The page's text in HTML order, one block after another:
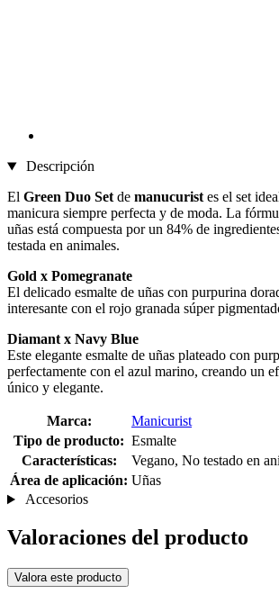
Descripción
El Green Duo Set de manucurist es el set
manicura siempre perfecta y de moda. La
uñas está compuesta por un 84% de
testada en animales.
Gold x Pomegranate
El delicado esmalte de uñas con purpurina
interesante con el rojo granada súper
Diamant x Navy Blue
Este elegante esmalte de uñas plateado con
perfectamente con el azul marino, creando un
único y elegante.
Marca:
Manicurist
Tipo de producto: Esmalte
Características:
Vegano, No testado en
Área de aplicación: Uñas
Accesorios
Valoraciones del producto
Valora este producto